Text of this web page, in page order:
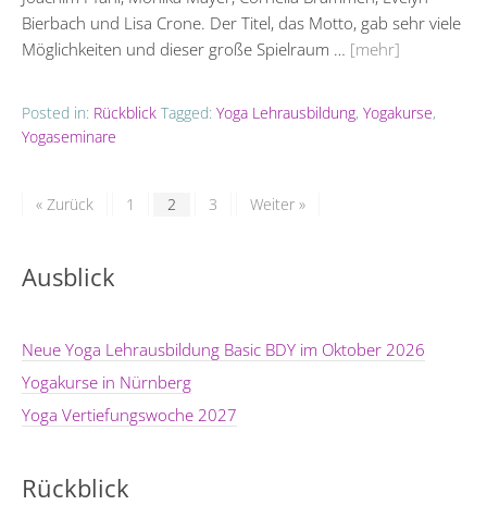
Bierbach und Lisa Crone. Der Titel, das Motto, gab sehr viele
Möglichkeiten und dieser große Spielraum … [mehr]
Posted in: Rückblick Tagged: Yoga Lehrausbildung, Yogakurse,
Yogaseminare
« Zurück 1 2 3 Weiter »
Ausblick
Neue Yoga Lehrausbildung Basic BDY im Oktober 2026
Yogakurse in Nürnberg
Yoga Vertiefungswoche 2027
Rückblick